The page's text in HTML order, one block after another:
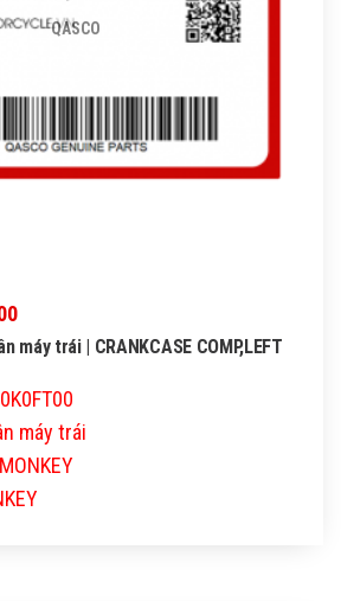
QASCO
máy trái | CRANKCASE COMP,LEFT
máy trái